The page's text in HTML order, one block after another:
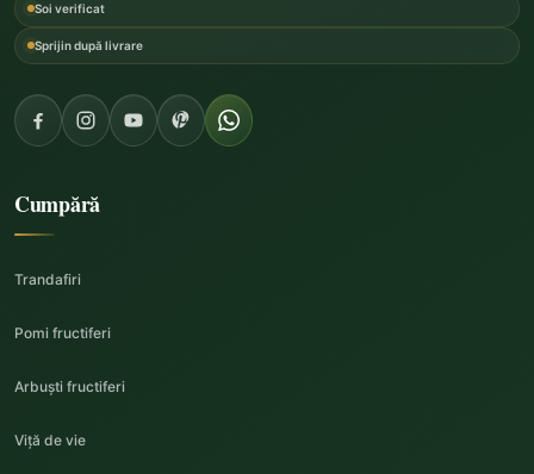
Soi verificat
Sprijin după livrare
Cumpără
Trandafiri
Pomi fructiferi
Arbuști fructiferi
Viță de vie